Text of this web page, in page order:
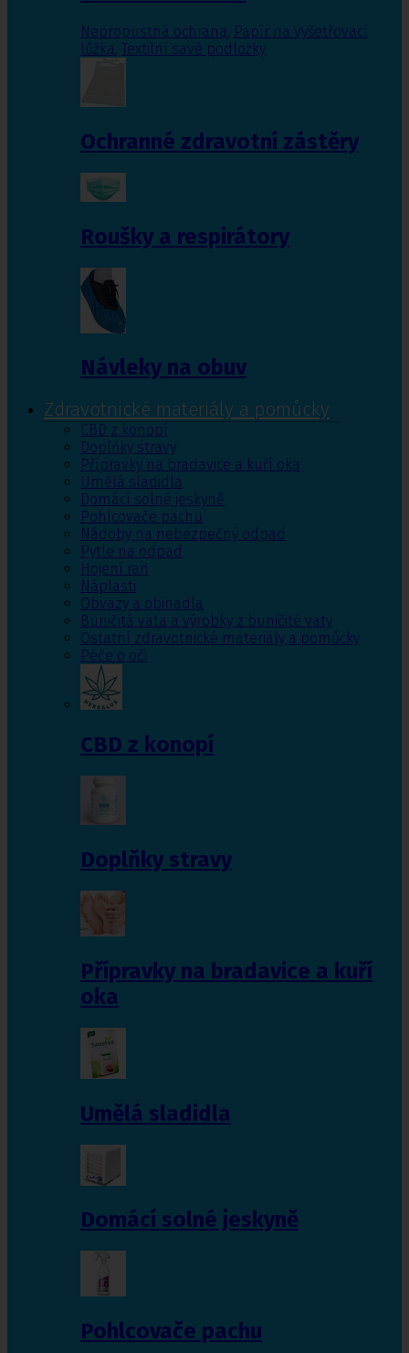
Nepropustná ochrana, Papír na vyšetřovací
lůžka, Textilní savé podložky
Ochranné zdravotní zástěry
Roušky a respirátory
Návleky na obuv
Zdravotnické materiály a pomůcky
CBD z konopí
Doplňky stravy
Přípravky na bradavice a kuří oka
Umělá sladidla
Domácí solné jeskyně
Pohlcovače pachu
Nádoby na nebezpečný odpad
Pytle na odpad
Hojení ran
Náplasti
Obvazy a obinadla
Buničitá vata a výrobky z buničité vaty
Ostatní zdravotnické materiály a pomůcky
Péče o oči
CBD z konopí
Doplňky stravy
Přípravky na bradavice a kuří
oka
Umělá sladidla
Domácí solné jeskyně
Pohlcovače pachu